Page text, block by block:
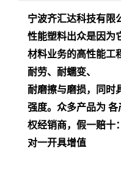
宁波齐汇达科技有限
性能塑料出众是因为
材料业务的高性能工
耐劳、耐蠕变、
耐磨擦与磨损，同时
强度。众多产品为
权经销商，假一赔十
对一开具增值